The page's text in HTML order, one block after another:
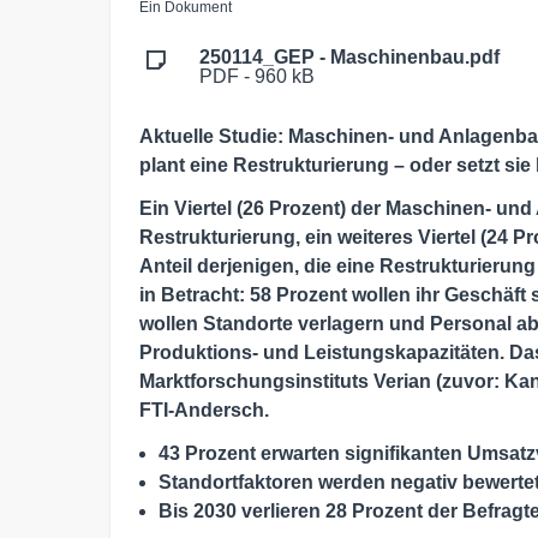
Ein Dokument
250114_GEP - Maschinenbau.pdf
PDF - 960 kB
Aktuelle Studie: Maschinen- und
plant eine Restrukturierung – oder setzt sie
Ein Viertel (26 Prozent) der Maschinen-
Restrukturierung, ein weiteres Viertel (24
Anteil derjenigen, die eine
in Betracht: 58 Prozent wollen ihr
wollen Standorte verlagern und Personal
Produktions- und Leistungskapazitäten.
Marktforschungsinstituts Verian (zuvor:
FTI-Andersch.
43 Prozent erwarten signifikanten
Standortfaktoren werden negativ
Bis 2030 verlieren 28 Prozent der